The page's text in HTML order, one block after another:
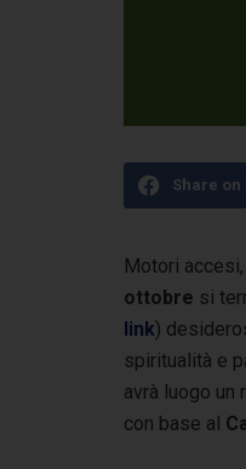
Share on
Motori
ottobre si
link)
spiritualità e
avrà luogo un
con base al